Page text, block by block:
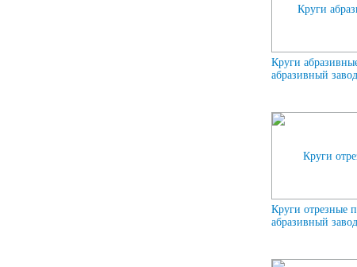
Круги
абразивный
Круги отрезные
абразивный